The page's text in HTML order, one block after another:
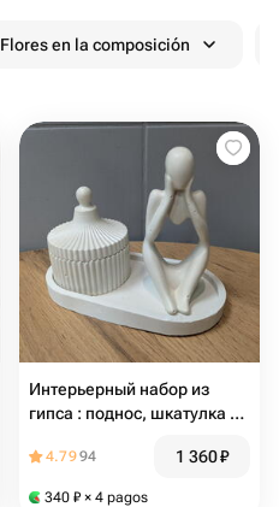
Flores en la composición
Интерьерный набор из
гипса : поднос, шкатулка и
4.7994 1 360₽
340 ₽ × 4 pagos